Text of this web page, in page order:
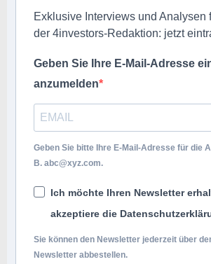
Exklusive Interviews und Analysen
der 4investors-Redaktion: jetzt
Geben Sie Ihre E-Mail-Adresse
anzumelden
Geben Sie bitte Ihre E-Mail-Adresse für die
B. abc@xyz.com.
Ich möchte Ihren Newsletter
akzeptiere die
Sie können den Newsletter jederzeit über
Newsletter abbestellen.